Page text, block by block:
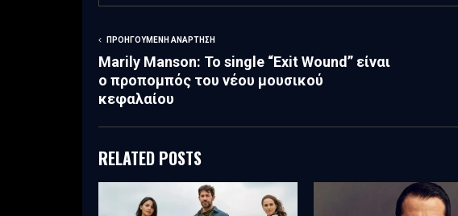
ΠΡΟΗΓΟΎΜΕΝΗ ΑΝΆΡΤΗΣΗ
Marily Manson: Το single “Exit Wound” είναι
ο προπομπός του νέου μουσικού
κεφαλαίου
RELATED POSTS